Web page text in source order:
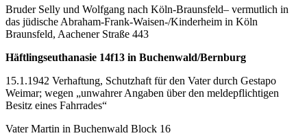
Bruder Selly und Wolfgang nach Köln-Braunsfeld– vermutlich in
das jüdische Abraham-Frank-Waisen-/Kinderheim in Köln
Braunsfeld, Aachener Straße 443
Häftlingseuthanasie 14f13 in Buchenwald/Bernburg
15.1.1942 Verhaftung, Schutzhaft für den Vater durch Gestapo
Weimar; wegen „unwahrer Angaben über den meldepflichtigen
Besitz eines Fahrrades“
Vater Martin in Buchenwald Block 16